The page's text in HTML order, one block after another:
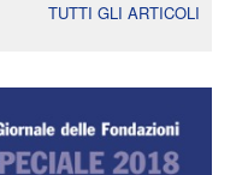
TUTTI GLI ARTICOLI